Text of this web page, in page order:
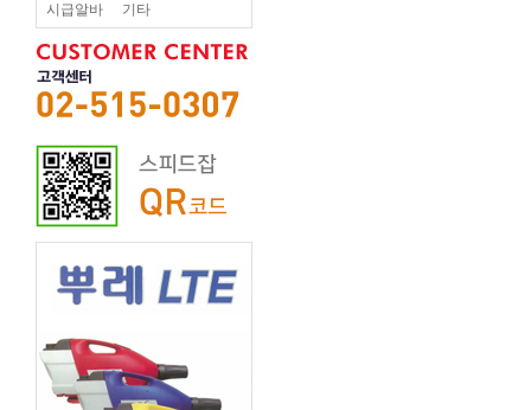
시급알바 기타